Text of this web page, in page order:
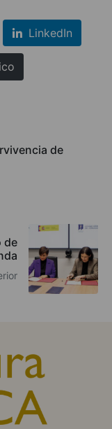
LinkedIn
de
de